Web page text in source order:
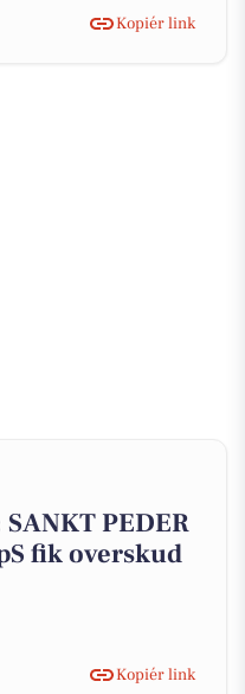
Kopiér link
PEDER
fik overskud
Kopiér link